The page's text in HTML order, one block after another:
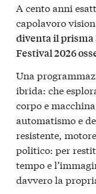
A cento anni
capolavoro
diventa il prisma
Festival 2026
Una
ibrida: che
corpo e
automatismo e
resistente,
politico: per
tempo e
davvero la